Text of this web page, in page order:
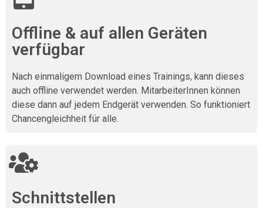
Offline & auf allen Geräten
verfügbar
Nach einmaligem Download eines Trainings, kann dieses
auch offline verwendet werden. MitarbeiterInnen können
diese dann auf jedem Endgerät verwenden. So funktioniert
Chancengleichheit für alle.
Schnittstellen